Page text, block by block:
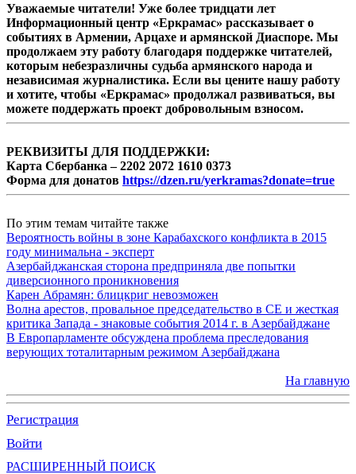
Уважаемые читатели! Уже более тридцати лет
Информационный центр «Еркрамас» рассказывает о
событиях в Армении, Арцахе и армянской Диаспоре. Мы
продолжаем эту работу благодаря поддержке читателей,
которым небезразличны судьба армянского народа и
независимая журналистика. Если вы цените нашу работу
и хотите, чтобы «Еркрамас» продолжал развиваться, вы
можете поддержать проект добровольным взносом.
РЕКВИЗИТЫ ДЛЯ ПОДДЕРЖКИ:
Карта Сбербанка – 2202 2072 1610 0373
Форма для донатов https://dzen.ru/yerkramas?donate=true
По этим темам читайте также
Вероятность войны в зоне Карабахского конфликта в 2015
году минимальна - эксперт
Азербайджанская сторона предприняла две попытки
диверсионного проникновения
Карен Абрамян: блицкриг невозможен
Волна арестов, провальное председательство в СЕ и жесткая
критика Запада - знаковые события 2014 г. в Азербайджане
В Европарламенте обсуждена проблема преследования
верующих тоталитарным режимом Азербайджана
На главную
Регистрация
Войти
РАСШИРЕННЫЙ ПОИСК